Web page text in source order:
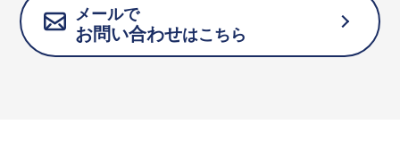
メールで
お問い合わせはこちら